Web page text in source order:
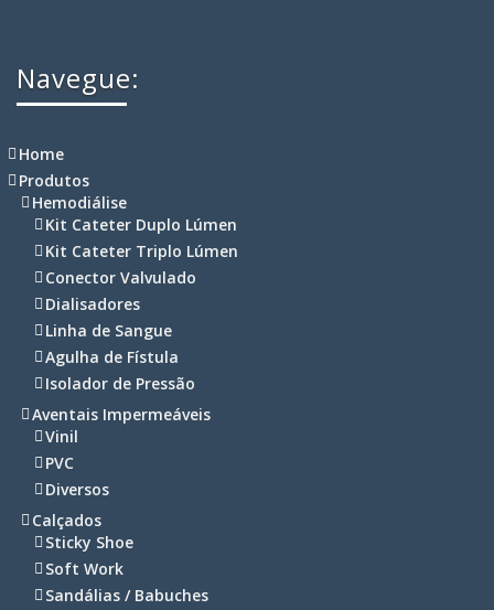
Navegue:
Home
Produtos
Hemodiálise
Kit Cateter Duplo Lúmen
Kit Cateter Triplo Lúmen
Conector Valvulado
Dialisadores
Linha de Sangue
Agulha de Fístula
Isolador de Pressão
Aventais Impermeáveis
Vinil
PVC
Diversos
Calçados
Sticky Shoe
Soft Work
Sandálias / Babuches